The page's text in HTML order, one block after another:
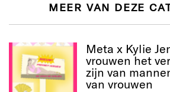
MEER VAN DEZE
Meta x Kylie
vrouwen het
zijn van
van vrouwen